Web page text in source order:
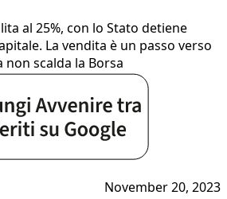
al 25%, con lo Stato detiene
La vendita è un passo verso
scalda la Borsa
November 20, 2023